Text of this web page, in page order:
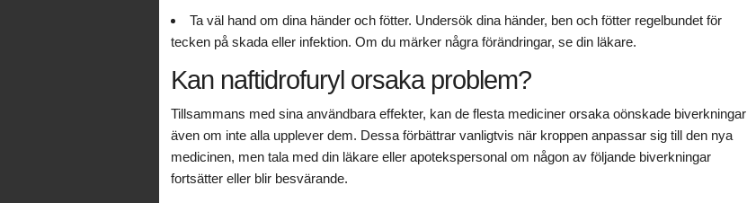
Ta väl hand om dina händer och fötter. Undersök dina händer, ben och fötter regelbundet för
tecken på skada eller infektion. Om du märker några förändringar, se din läkare.
Kan naftidrofuryl orsaka problem?
Tillsammans med sina användbara effekter, kan de flesta mediciner orsaka oönskade biverkningar
även om inte alla upplever dem. Dessa förbättrar vanligtvis när kroppen anpassar sig till den nya
medicinen, men tala med din läkare eller apotekspersonal om någon av följande biverkningar
fortsätter eller blir besvärande.